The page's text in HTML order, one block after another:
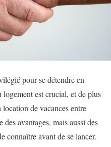
pour se détendre en
est crucial, et de plus
de vacances entre
avantages, mais aussi des
connaître avant de se lancer.